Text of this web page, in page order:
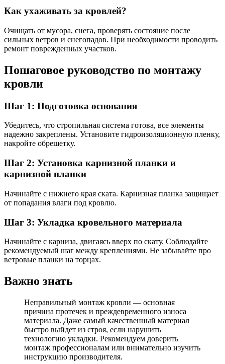
Как ухаживать за кровлей?
Очищать от мусора, снега, проверять состояние после
сильных ветров и снегопадов. При необходимости проводить
ремонт поврежденных участков.
Пошаговое руководство по монтажу
кровли
Шаг 1: Подготовка основания
Убедитесь, что стропильная система готова, все элементы
надежно закреплены. Установите гидроизоляционную пленку,
накройте обрешетку.
Шаг 2: Установка карнизной планки и
карнизной планки
Начинайте с нижнего края ската. Карнизная планка защищает
от попадания влаги под кровлю.
Шаг 3: Укладка кровельного материала
Начинайте с карниза, двигаясь вверх по скату. Соблюдайте
рекомендуемый шаг между креплениями. Не забывайте про
ветровые планки на торцах.
Важно знать
Неправильный монтаж кровли — основная
причина протечек и преждевременного износа
материала. Даже самый качественный материал
быстро выйдет из строя, если нарушить
технологию укладки. Рекомендуем доверить
монтаж профессионалам или внимательно изучить
инструкцию производителя.